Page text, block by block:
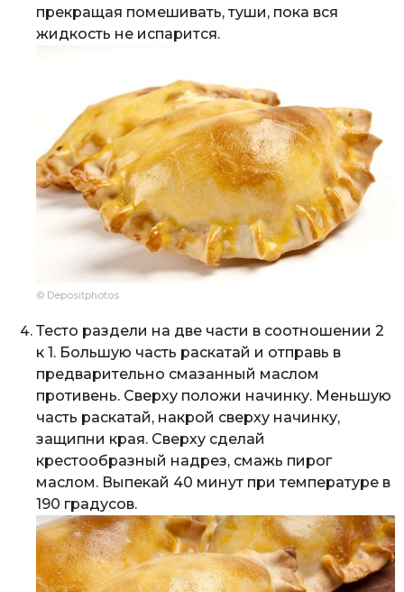
прекращая помешивать, туши, пока вся
жидкость не испарится.
© Depositphotos
Тесто раздели на две части в соотношении 2
к 1. Большую часть раскатай и отправь в
предварительно смазанный маслом
противень. Сверху положи начинку. Меньшую
часть раскатай, накрой сверху начинку,
защипни края. Сверху сделай
крестообразный надрез, смажь пирог
маслом. Выпекай 40 минут при температуре в
190 градусов.